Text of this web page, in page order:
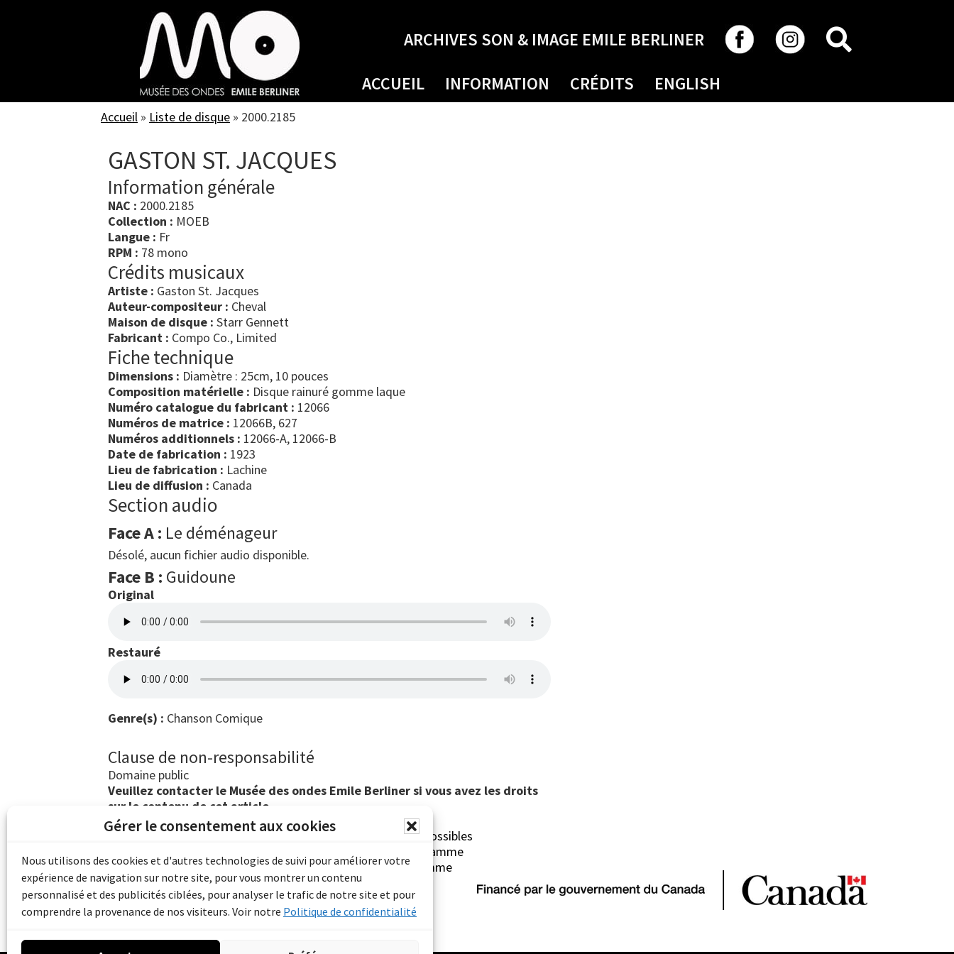
Gérer le consentement aux cookies
Nous utilisons des cookies et d'autres technologies de suivi pour améliorer votre
expérience de navigation sur notre site, pour vous montrer un contenu
personnalisé et des publicités ciblées, pour analyser le trafic de notre site et pour
comprendre la provenance de nos visiteurs. Voir notre Politique de confidentialité
ARCHIVES SON & IMAGE EMILE BERLINER
ACCUEIL INFORMATION CRÉDITS ENGLISH
Accueil » Liste de disque » 2000.2185
GASTON ST. JACQUES
Information générale
NAC : 2000.2185
Collection : MOEB
Langue : Fr
RPM : 78 mono
Crédits musicaux
Artiste : Gaston St. Jacques
Auteur-compositeur : Cheval
Maison de disque : Starr Gennett
Fabricant : Compo Co., Limited
Fiche technique
Dimensions : Diamètre : 25cm, 10 pouces
Composition matérielle : Disque rainuré gomme laque
Numéro catalogue du fabricant : 12066
Numéros de matrice : 12066B, 627
Numéros additionnels : 12066-A, 12066-B
Date de fabrication : 1923
Lieu de fabrication : Lachine
Lieu de diffusion : Canada
Section audio
Face A : Le déménageur
Désolé, aucun fichier audio disponible.
Face B : Guidoune
Original
Restauré
Genre(s) : Chanson Comique
Clause de non-responsabilité
Domaine public
Veuillez contacter le Musée des ondes Emile Berliner si vous avez les droits
sur le contenu de cet article.
Les archives du son et de l'image d'Emile Berliner sont rendues possibles
grâce au financement de Bibliothèque et Archives Canada (Programme
pour les collectivités du patrimoine documentaire) et du Programme
d'aide aux musées (Accès numérique au patrimoine).